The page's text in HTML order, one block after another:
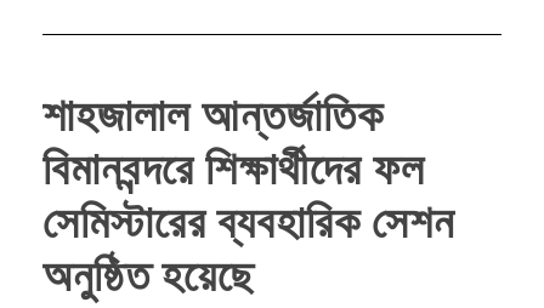
শাহজালাল আন্তর্জাতিক
বিমানবন্দরে শিক্ষার্থীদের ফল
সেমিস্টারের ব্যবহারিক সেশন
অনুষ্ঠিত হয়েছে